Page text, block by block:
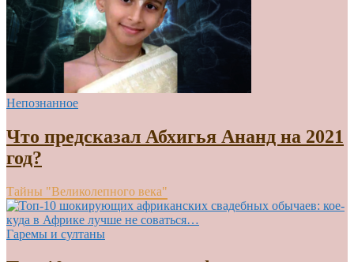
Непознанное
Что предсказал Абхигья Ананд на 2021
год?
Тайны "Великолепного века"
Гаремы и султаны